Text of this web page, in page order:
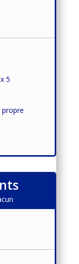
5
propre